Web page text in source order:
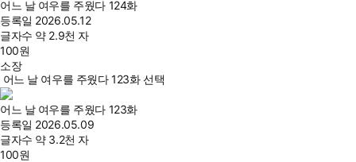
어느 날 여우를 주웠다 124화
등록일 2026.05.12
글자수 약 2.9천 자
100원
소장
어느 날 여우를 주웠다 123화 선택
어느 날 여우를 주웠다 123화
등록일 2026.05.09
글자수 약 3.2천 자
100원